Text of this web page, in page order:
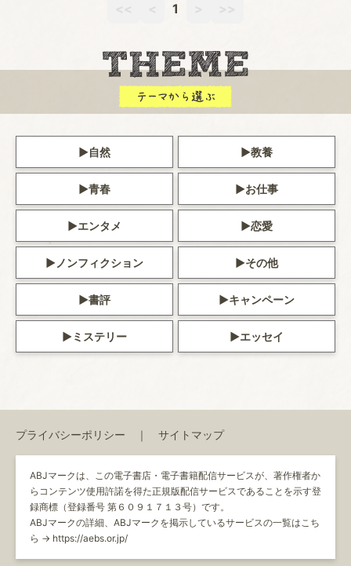
1
自然 教養
青春 お仕事
エンタメ 恋愛
ノンフィクション その他
書評 キャンペーン
ミステリー エッセイ
プライバシーポリシー サイトマップ
ABJマークは、この電子書店・電子書籍配信サービスが、著作権者か
らコンテンツ使用許諾を得た正規版配信サービスであることを示す登
録商標（登録番号 第６０９１７１３号）です。
ABJマークの詳細、ABJマークを掲示しているサービスの一覧はこち
ら → https://aebs.or.jp/